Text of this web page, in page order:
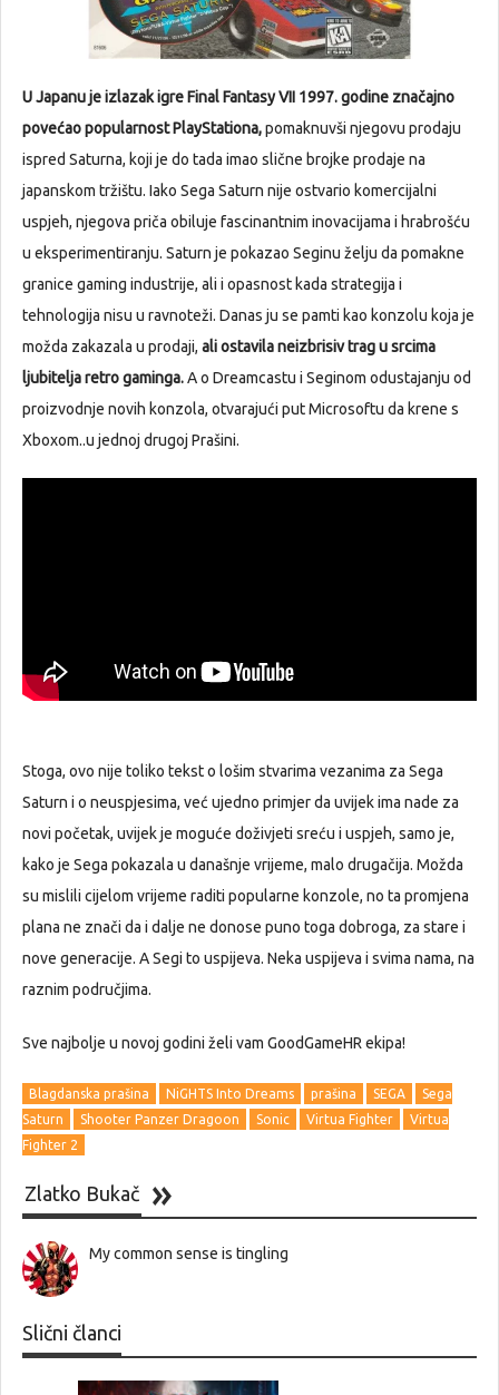
U Japanu je izlazak igre Final Fantasy VII 1997. godine značajno
povećao popularnost PlayStationa,pomaknuvši njegovu prodaju
ispred Saturna, koji je do tada imao slične brojke prodaje na
japanskom tržištu. Iako Sega Saturn nije ostvario komercijalni
uspjeh, njegova priča obiluje fascinantnim inovacijama i hrabrošću
u eksperimentiranju. Saturn je pokazao Seginu želju da pomakne
granice gaming industrije, ali i opasnost kada strategija i
tehnologija nisu u ravnoteži. Danas ju se pamti kao konzolu koja je
možda zakazala u prodaji, ali ostavila neizbrisiv trag u srcima
ljubitelja retro gaminga.A o Dreamcastu i Seginom odustajanju od
proizvodnje novih konzola, otvarajući put Microsoftu da krene s
Xboxom..u jednoj drugoj Prašini.
Stoga, ovo nije toliko tekst o lošim stvarima vezanima za Sega
Saturn i o neuspjesima, već ujedno primjer da uvijek ima nade za
novi početak, uvijek je moguće doživjeti sreću i uspjeh, samo je,
kako je Sega pokazala u današnje vrijeme, malo drugačija. Možda
su mislili cijelom vrijeme raditi popularne konzole, no ta promjena
plana ne znači da i dalje ne donose puno toga dobroga, za stare i
nove generacije. A Segi to uspijeva. Neka uspijeva i svima nama, na
raznim područjima.
Sve najbolje u novoj godini želi vam GoodGameHR ekipa!
Blagdanska prašina NiGHTS Into Dreams prašina SEGA
Sega
Saturn
Shooter Panzer Dragoon Sonic Virtua Fighter
Virtua
Fighter 2
Zlatko Bukač
My common sense is tingling
Slični članci